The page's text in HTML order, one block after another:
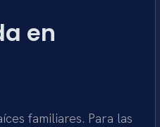
en
familiares. Para las